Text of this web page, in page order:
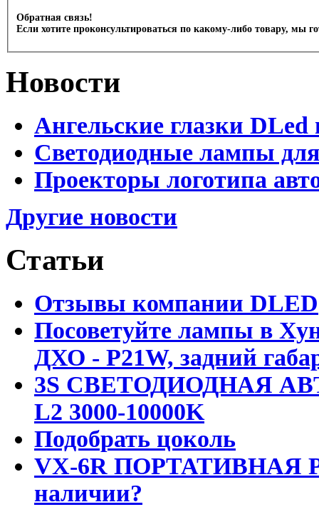
Обратная связь!
Если хотите проконсультироваться по какому-либо товару, мы
Новости
Ангельские глазки DLed
Светодиодные лампы
Проекторы логотипа
Другие новости
Статьи
Отзывы компании DLED
Посоветуйте лампы в
ДХО - P21W, задний
3S СВЕТОДИОДНАЯ
L2 3000-10000K
Подобрать цоколь
VX-6R ПОРТАТИВНАЯ
наличии?